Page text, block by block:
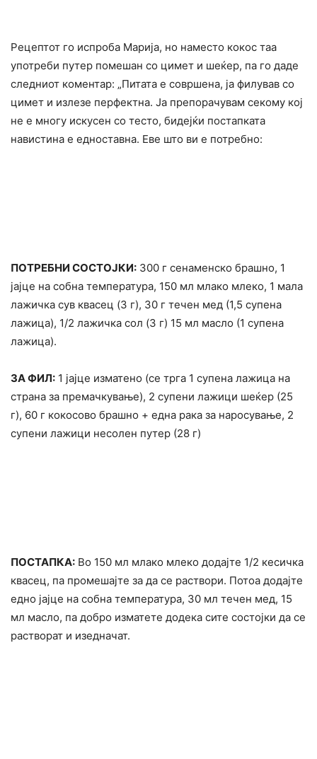
Рецептот го испроба Марија, но наместо кокос таа
употреби путер помешан со цимет и шеќер, па го даде
следниот коментар: „Питата е совршена, ја филував со
цимет и излезе перфектна. Ја препорачувам секому кој
не е многу искусен со тесто, бидејќи постапката
навистина е едноставна. Еве што ви е потребно:
ПОТРЕБНИ СОСТОЈКИ: 300 г сенаменско брашно, 1
јајце на собна температура, 150 мл млако млеко, 1 мала
лажичка сув квасец (3 г), 30 г течен мед (1,5 супена
лажица), 1/2 лажичка сол (3 г) 15 мл масло (1 супена
лажица).
ЗА ФИЛ: 1 јајце изматено (се трга 1 супена лажица на
страна за премачкување), 2 супени лажици шеќер (25
г), 60 г кокосово брашно + една рака за наросување, 2
супени лажици несолен путер (28 г)
ПОСТАПКА: Во 150 мл млако млеко додајте 1/2 кесичка
квасец, па промешајте за да се раствори. Потоа додајте
едно јајце на собна температура, 30 мл течен мед, 15
мл масло, па добро изматете додека сите состојки да се
растворат и изедначат.